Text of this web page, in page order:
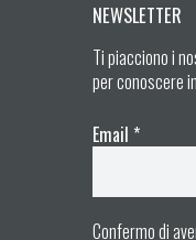
NEWSLETTER
Ti piacciono i
per conoscere
Email *
Confermo di